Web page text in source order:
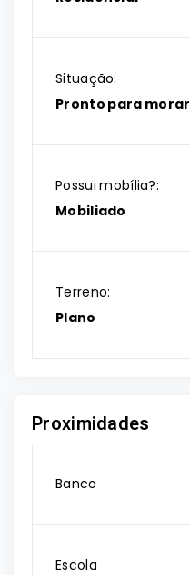
Situação:
Pronto para morar
Possui mobília?:
Mobiliado
Terreno:
Plano
Proximidades
Banco
Escola